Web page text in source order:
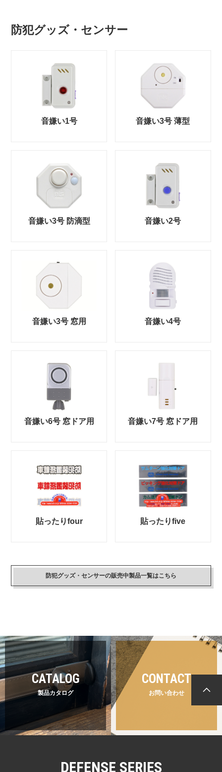
防犯グッズ・センサー
音嫌い1号 音嫌い3号 薄型
音嫌い3号 防滴型 音嫌い2号
音嫌い3号 窓用 音嫌い4号
音嫌い6号 窓ドア用 音嫌い7号 窓ドア用
貼ったりfour 貼ったりfive
防犯グッズ・センサーの販売中製品一覧はこちら
CATALOG
製品カタログ
CONTACT
お問い合わせ
DEFENSE SERIES